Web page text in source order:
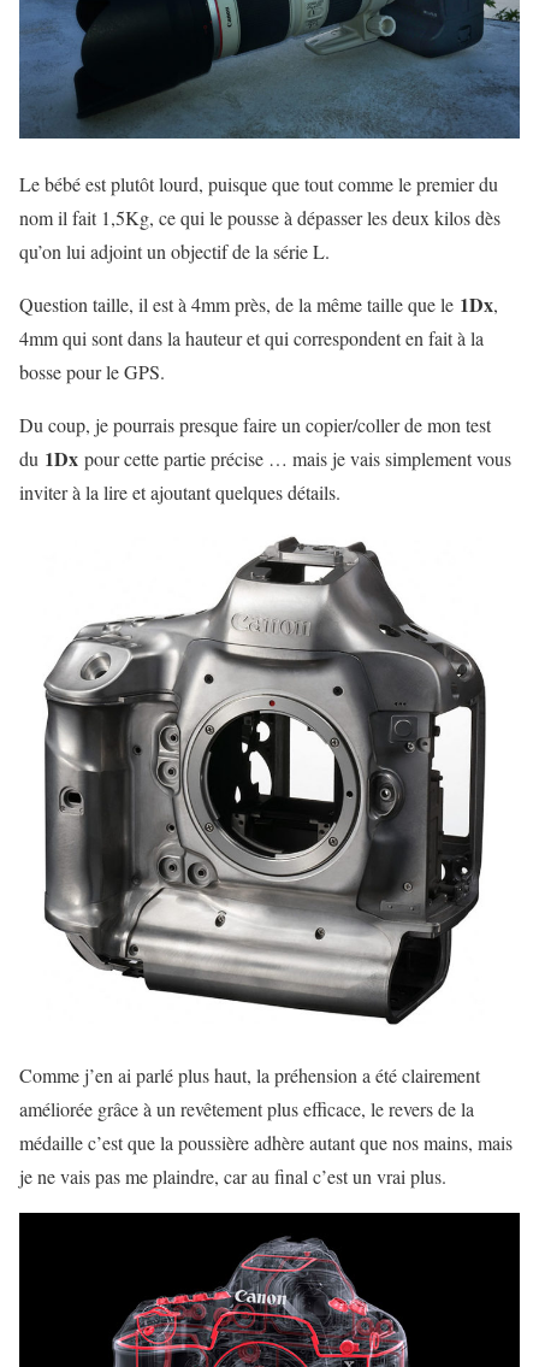
Le bébé est plutôt lourd, puisque que tout comme le premier du
nom il fait 1,5Kg, ce qui le pousse à dépasser les deux kilos dès
qu’on lui adjoint un objectif de la série L.
Question taille, il est à 4mm près, de la même taille que le 1Dx,
4mm qui sont dans la hauteur et qui correspondent en fait à la
bosse pour le GPS.
Du coup, je pourrais presque faire un copier/coller de mon test
du 1Dx pour cette partie précise … mais je vais simplement vous
inviter à la lire et ajoutant quelques détails.
Comme j’en ai parlé plus haut, la préhension a été clairement
améliorée grâce à un revêtement plus efficace, le revers de la
médaille c’est que la poussière adhère autant que nos mains, mais
je ne vais pas me plaindre, car au final c’est un vrai plus.